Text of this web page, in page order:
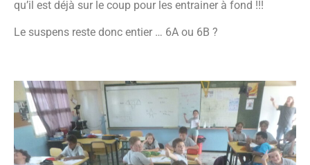
qu’il est déjà sur le coup pour les entrainer à fond !!!
Le suspens reste donc entier … 6A ou 6B ?